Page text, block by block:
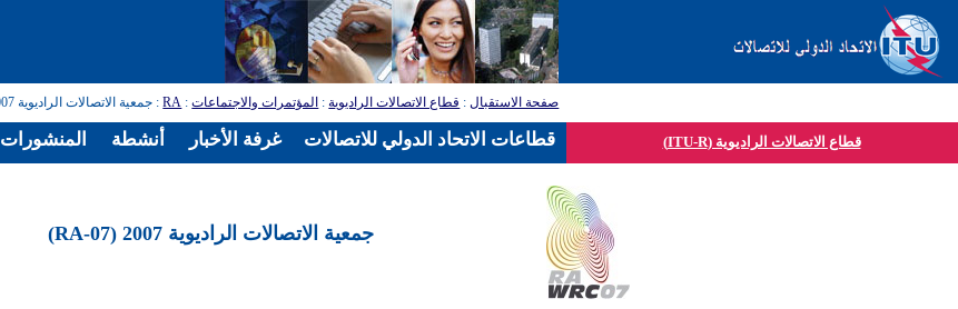
صفحة الاستقبال: قطاع الاتصالات الراديوية: المؤتمرات والاجتماعات:
RA: جمعية الاتصالات الراديوية 2007 (RA-07)
قطاع الاتصالات الراديوية (ITU-R)
جمعية الاتصالات الراديوية 2007 (RA-07)
المنشورات أنشطة غرفة الأخبار قطاعات الاتحاد الدولي للاتصالات